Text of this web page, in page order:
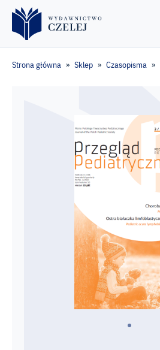
Strona główna » Sklep » Czasopisma »